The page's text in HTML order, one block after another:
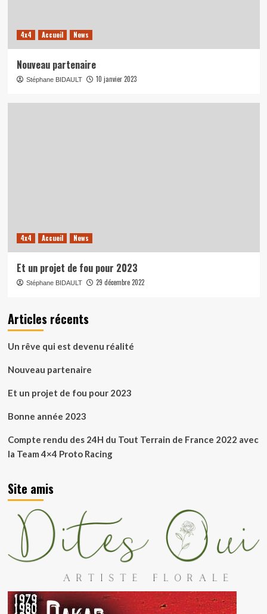
4x4 Accueil News
Nouveau partenaire
Stéphane BIDAULT 10 janvier 2023
4x4 Accueil News
Et un projet de fou pour 2023
Stéphane BIDAULT 29 décembre 2022
Articles récents
Un rêve qui est devenu réalité
Nouveau partenaire
Et un projet de fou pour 2023
Bonne année 2023
Compte rendu des 24H du Tout Terrain de France 2022 avec
la Team 4×4 Proto Racing
Site amis